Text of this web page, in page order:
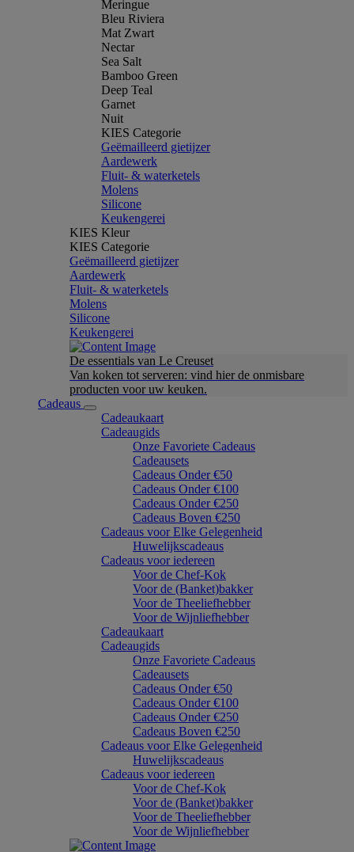
Meringue
Bleu Riviera
Mat Zwart
Nectar
Sea Salt
Bamboo Green
Deep Teal
Garnet
Nuit
KIES Categorie
Geëmailleerd gietijzer
Aardewerk
Fluit- & waterketels
Molens
Silicone
Keukengerei
KIES Kleur
KIES Categorie
Geëmailleerd gietijzer
Aardewerk
Fluit- & waterketels
Molens
Silicone
Keukengerei
De essentials van Le Creuset
Van koken tot serveren: vind hier de onmisbare
producten voor uw keuken.
Cadeaus
Cadeaukaart
Cadeaugids
Onze Favoriete Cadeaus
Cadeausets
Cadeaus Onder €50
Cadeaus Onder €100
Cadeaus Onder €250
Cadeaus Boven €250
Cadeaus voor Elke Gelegenheid
Huwelijkscadeaus
Cadeaus voor iedereen
Voor de Chef-Kok
Voor de (Banket)bakker
Voor de Theeliefhebber
Voor de Wijnliefhebber
Cadeaukaart
Cadeaugids
Onze Favoriete Cadeaus
Cadeausets
Cadeaus Onder €50
Cadeaus Onder €100
Cadeaus Onder €250
Cadeaus Boven €250
Cadeaus voor Elke Gelegenheid
Huwelijkscadeaus
Cadeaus voor iedereen
Voor de Chef-Kok
Voor de (Banket)bakker
Voor de Theeliefhebber
Voor de Wijnliefhebber